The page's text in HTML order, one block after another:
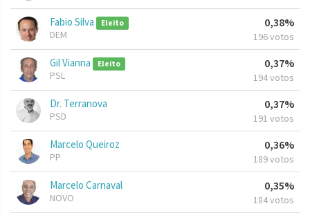
Fabio Silva Eleito
DEM
0,38%
196 votos
Gil Vianna Eleito
PSL
0,37%
194 votos
Dr. Terranova
PSD
0,37%
191 votos
Marcelo Queiroz
PP
0,36%
189 votos
Marcelo Carnaval
NOVO
0,35%
184 votos